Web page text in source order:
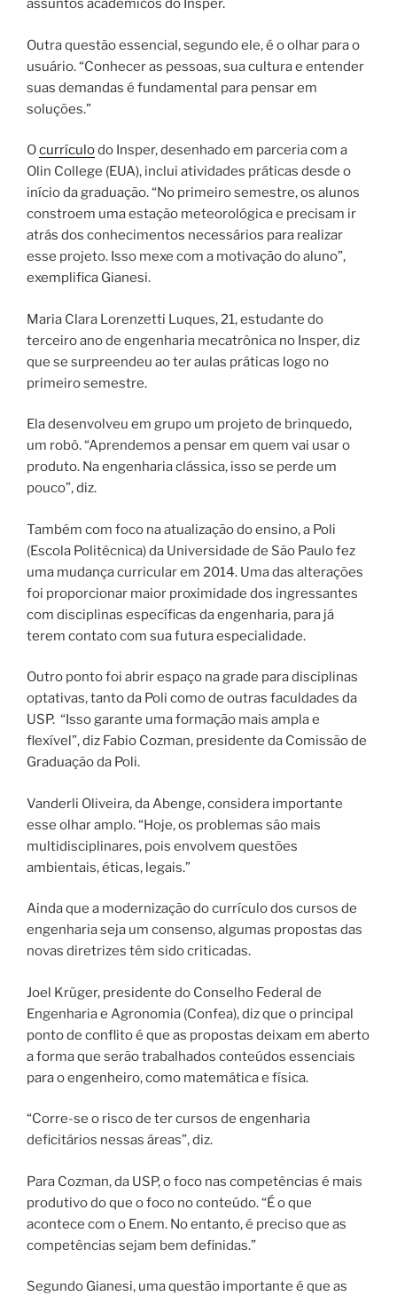
assuntos acadêmicos do Insper.
Outra questão essencial, segundo ele, é o olhar para o
usuário. “Conhecer as pessoas, sua cultura e entender
suas demandas é fundamental para pensar em
soluções.”
Ocurrículodo Insper, desenhado em parceria com a
Olin College (EUA), inclui atividades práticas desde o
início da graduação. “No primeiro semestre, os alunos
constroem uma estação meteorológica e precisam ir
atrás dos conhecimentos necessários para realizar
esse projeto. Isso mexe com a motivação do aluno”,
exemplifica Gianesi.
Maria Clara Lorenzetti Luques, 21, estudante do
terceiro ano de engenharia mecatrônica no Insper, diz
que se surpreendeu ao ter aulas práticas logo no
primeiro semestre.
Ela desenvolveu em grupo um projeto de brinquedo,
um robô. “Aprendemos a pensar em quem vai usar o
produto. Na engenharia clássica, isso se perde um
pouco”, diz.
Também com foco na atualização do ensino, a Poli
(Escola Politécnica) da Universidade de São Paulo fez
uma mudança curricular em 2014. Uma das alterações
foi proporcionar maior proximidade dos ingressantes
com disciplinas específicas da engenharia, para já
terem contato com sua futura especialidade.
Outro ponto foi abrir espaço na grade para disciplinas
optativas, tanto da Poli como de outras faculdades da
USP. “Isso garante uma formação mais ampla e
flexível”, diz Fabio Cozman, presidente da Comissão de
Graduação da Poli.
Vanderli Oliveira, da Abenge, considera importante
esse olhar amplo. “Hoje, os problemas são mais
multidisciplinares, pois envolvem questões
ambientais, éticas, legais.”
Ainda que a modernização do currículo dos cursos de
engenharia seja um consenso, algumas propostas das
novas diretrizes têm sido criticadas.
Joel Krüger, presidente do Conselho Federal de
Engenharia e Agronomia (Confea), diz que o principal
ponto de conflito é que as propostas deixam em aberto
a forma que serão trabalhados conteúdos essenciais
para o engenheiro, como matemática e física.
“Corre-se o risco de ter cursos de engenharia
deficitários nessas áreas”, diz.
Para Cozman, da USP, o foco nas competências é mais
produtivo do que o foco no conteúdo. “É o que
acontece com o Enem. No entanto, é preciso que as
competências sejam bem definidas.”
Segundo Gianesi, uma questão importante é que as